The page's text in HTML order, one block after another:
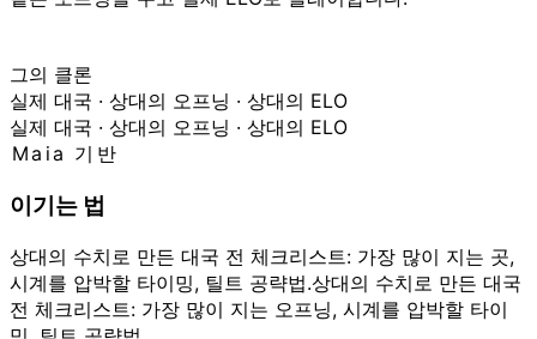
그의 클론
실제 대국 · 상대의 오프닝 · 상대의 ELO
실제 대국 · 상대의 오프닝 · 상대의 ELO
Maia 기반
이기는 법
상대의 수치로 만든 대국 전 체크리스트: 가장 많이 지는 곳,
시계를 압박할 타이밍, 틸트 공략법.상대의 수치로 만든 대국
전 체크리스트: 가장 많이 지는 오프닝, 시계를 압박할 타이